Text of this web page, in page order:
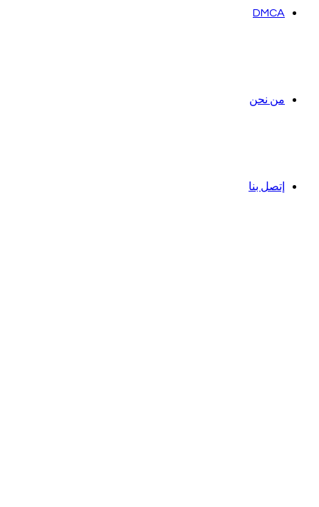
DMCA
من نحن
إتصل بنا